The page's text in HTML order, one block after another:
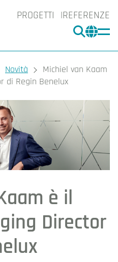
PROGETTI REFERENZE
CERCA
Novità
Michiel van Kaam
di Regin Benelux
è il
Director